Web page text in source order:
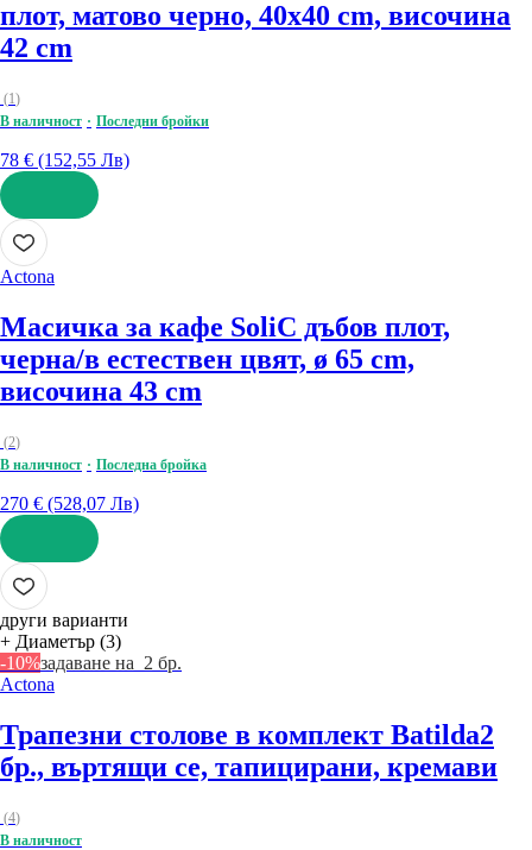
плот, матово черно, 40x40 cm, височина
42 cm
(1)
В наличност
Последни бройки
78 € (152,55 Лв)
ДОБАВИ
Actona
Масичка за кафе SoliС дъбов плот,
черна/в естествен цвят, ø 65 cm,
височина 43 cm
(2)
В наличност
Последна бройка
270 € (528,07 Лв)
ДОБАВИ
други варианти
+ Диаметър (3)
-10%задаване на 2 бр.
Actona
Трапезни столове в комплект Batilda2
бр., въртящи се, тапицирани, кремави
(4)
В наличност